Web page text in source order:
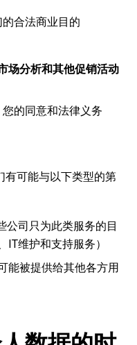
合法商业目的
场分析和其他促销活动
您的同意和法律义务
有可能与以下类型的第
公司只为此类服务的目
IT维护和支持服务）
能被提供给其他各方用